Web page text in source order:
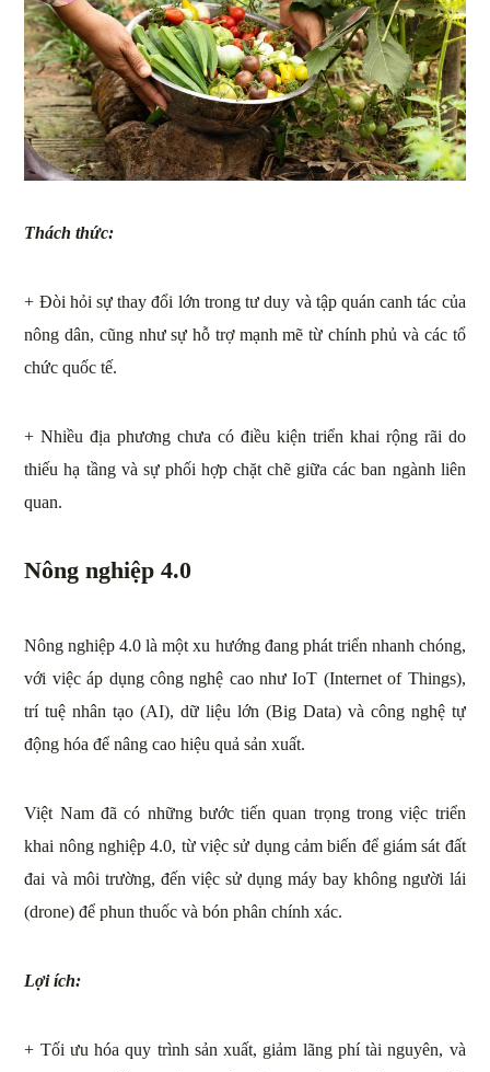
Thách thức:
+ Đòi hỏi sự thay đổi lớn trong tư duy và tập quán canh tác của
nông dân, cũng như sự hỗ trợ mạnh mẽ từ chính phủ và các tổ
chức quốc tế.
+ Nhiều địa phương chưa có điều kiện triển khai rộng rãi do
thiếu hạ tầng và sự phối hợp chặt chẽ giữa các ban ngành liên
quan.
Nông nghiệp 4.0
Nông nghiệp 4.0 là một xu hướng đang phát triển nhanh chóng,
với việc áp dụng công nghệ cao như IoT (Internet of Things),
trí tuệ nhân tạo (AI), dữ liệu lớn (Big Data) và công nghệ tự
động hóa để nâng cao hiệu quả sản xuất.
Việt Nam đã có những bước tiến quan trọng trong việc triển
khai nông nghiệp 4.0, từ việc sử dụng cảm biến để giám sát đất
đai và môi trường, đến việc sử dụng máy bay không người lái
(drone) để phun thuốc và bón phân chính xác.
Lợi ích:
+ Tối ưu hóa quy trình sản xuất, giảm lãng phí tài nguyên, và